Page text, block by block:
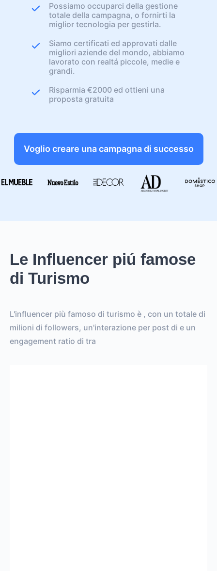
Possiamo occuparci della gestione
totale della campagna, o fornirti la
miglior tecnologia per gestirla.
Siamo certificati ed approvati dalle
migliori aziende del mondo, abbiamo
lavorato con realtá piccole, medie e
grandi.
Risparmia €2000 ed ottieni una
proposta gratuita
Voglio creare una campagna di successo
Le Influencer piú famose
di Turismo
L'influencer più famoso di turismo è , con un totale di
milioni di followers, un'interazione per post di e un
engagement ratio di tra